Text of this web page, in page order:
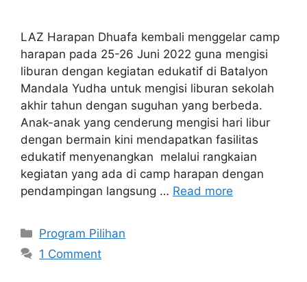
LAZ Harapan Dhuafa kembali menggelar camp
harapan pada 25-26 Juni 2022 guna mengisi
liburan dengan kegiatan edukatif di Batalyon
Mandala Yudha untuk mengisi liburan sekolah
akhir tahun dengan suguhan yang berbeda.
Anak-anak yang cenderung mengisi hari libur
dengan bermain kini mendapatkan fasilitas
edukatif menyenangkan melalui rangkaian
kegiatan yang ada di camp harapan dengan
pendampingan langsung … Read more
Program Pilihan
1 Comment